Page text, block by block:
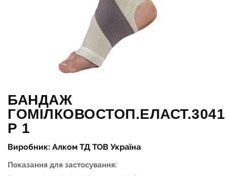
БАНДАЖ
ГОМІЛКОВОСТОП.ЕЛАСТ.3041
Р 1
Виробник: Алком ТД ТОВ Україна
Показання для застосування: